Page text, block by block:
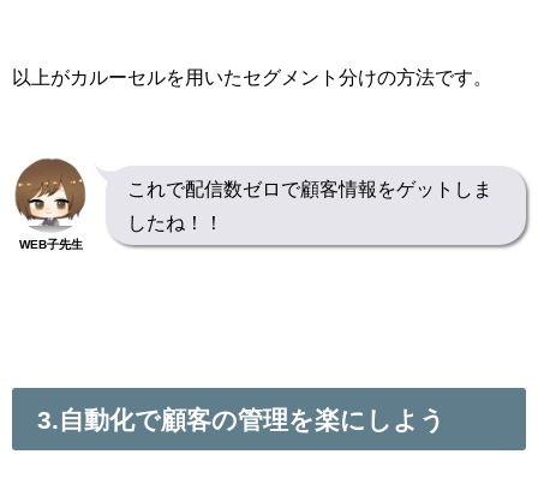
以上がカルーセルを用いたセグメント分けの方法です。
WEB子先生
これで配信数ゼロで顧客情報をゲットしま
したね！！
3.自動化で顧客の管理を楽にしよう